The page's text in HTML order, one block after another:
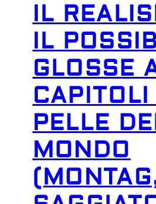
IL
IL
GLOSSE
PELLE
MONDO